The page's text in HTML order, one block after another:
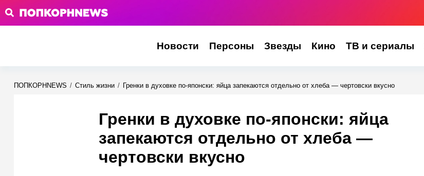
Новости Персоны Звезды Кино ТВ и сериалы
ПОПКОРНNEWS / Стиль жизни / Гренки в духовке по-японски: яйца запекаются отдельно от хлеба — чертовски вкусно
Гренки в духовке по-японски: яйца
запекаются отдельно от хлеба —
чертовски вкусно